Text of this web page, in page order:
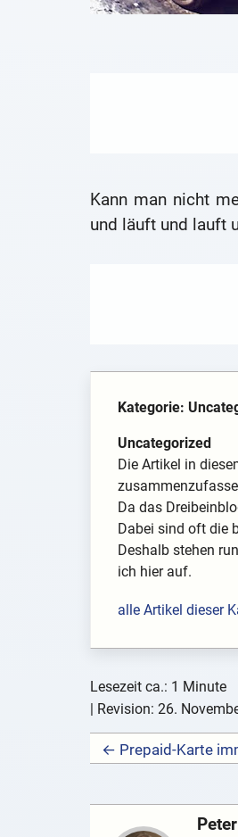
Kann man nicht
und läuft und lauft
Kategorie:
Uncategorized
Die Artikel in
Da das
Dabei sind oft die
Deshalb stehen
ich hier auf.
alle Artikel dieser
Lesezeit ca.: 1 Minute
| Revision: 26.
← Prepaid-Karte